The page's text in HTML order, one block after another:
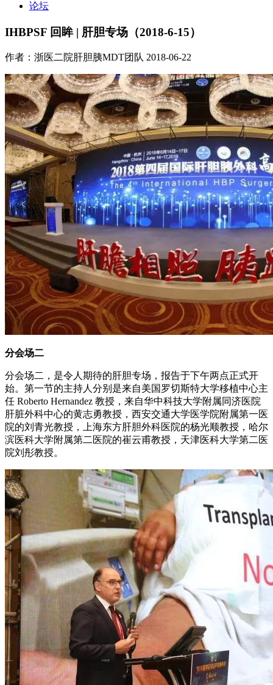
论坛
IHBPSF 回眸 | 肝胆专场（2018-6-15）
作者：浙医二院肝胆胰MDT团队 2018-06-22
分会场二
分会场二，是令人期待的肝胆专场，报告于下午两点正式开
始。第一节的主持人分别是来自美国罗切斯特大学移植中心主
任 Roberto Hernandez 教授，来自华中科技大学附属同济医院
肝脏外科中心的黄志勇教授，西安交通大学医学院附属第一医
院的刘青光教授，上海东方肝胆外科医院的杨光顺教授，哈尔
滨医科大学附属第二医院的崔云甫教授，天津医科大学第二医
院刘彤教授。